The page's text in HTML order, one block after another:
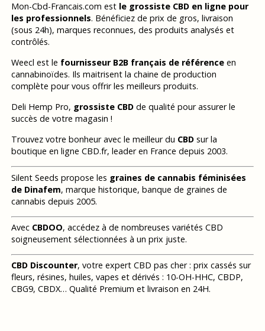
Mon-Cbd-Francais.com est le grossiste CBD en ligne pour
les professionnels. Bénéficiez de prix de gros, livraison
(sous 24h), marques reconnues, des produits analysés et
contrôlés.
Weecl est le fournisseur B2B français de référenceen
cannabinoïdes. Ils maitrisent la chaine de production
complète pour vous offrir les meilleurs produits.
Deli Hemp Pro, grossiste CBDde qualité pour assurer le
succès de votre magasin !
Trouvez votre bonheur avec le meilleur du CBDsur la
boutique en ligne CBD.fr, leader en France depuis 2003.
Silent Seeds propose les graines de cannabis féminisées
de Dinafem, marque historique, banque de graines de
cannabis depuis 2005.
Avec CBDOO, accédez à de nombreuses variétés CBD
soigneusement sélectionnées à un prix juste.
CBD Discounter, votre expert CBD pas cher : prix cassés sur
fleurs, résines, huiles, vapes et dérivés : 10-OH-HHC, CBDP,
CBG9, CBDX… Qualité Premium et livraison en 24H.